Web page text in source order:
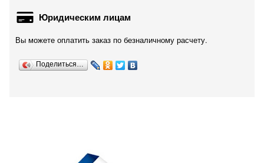
Юридическим лицам
Вы можете оплатить заказ по безналичному расчету.
Поделиться…